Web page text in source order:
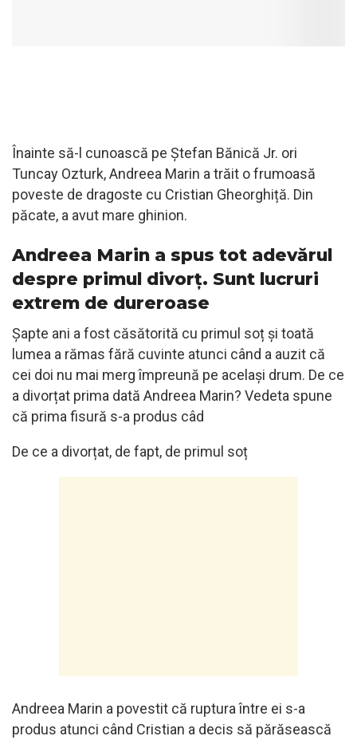
Înainte să-l cunoască pe Ștefan Bănică Jr. ori
Tuncay Ozturk, Andreea Marin a trăit o frumoasă
poveste de dragoste cu Cristian Gheorghiță. Din
păcate, a avut mare ghinion.
Andreea Marin a spus tot adevărul
despre primul divorț. Sunt lucruri
extrem de dureroase
Șapte ani a fost căsătorită cu primul soț și toată
lumea a rămas fără cuvinte atunci când a auzit că
cei doi nu mai merg împreună pe același drum. De ce
a divorțat prima dată Andreea Marin? Vedeta spune
că prima fisură s-a produs câd
De ce a divorțat, de fapt, de primul soț
Andreea Marin a povestit că ruptura între ei s-a
produs atunci când Cristian a decis să părăsească